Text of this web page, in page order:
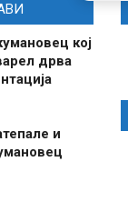
кој
дрва
и